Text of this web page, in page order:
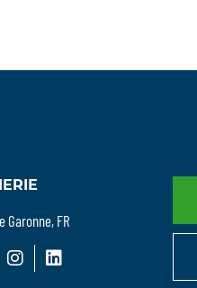
Garonne, FR